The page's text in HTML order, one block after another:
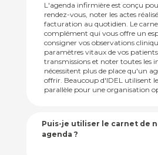
L'agenda infirmière est conçu
rendez-vous, noter les actes
facturation au quotidien. Le
complément qui vous offre un
consigner vos observations
paramètres vitaux de vos
transmissions et noter toutes les
nécessitent plus de place qu'un
offrir. Beaucoup d'IDEL utilisent
parallèle pour une organisation
Puis-je utiliser le carnet de
agenda ?